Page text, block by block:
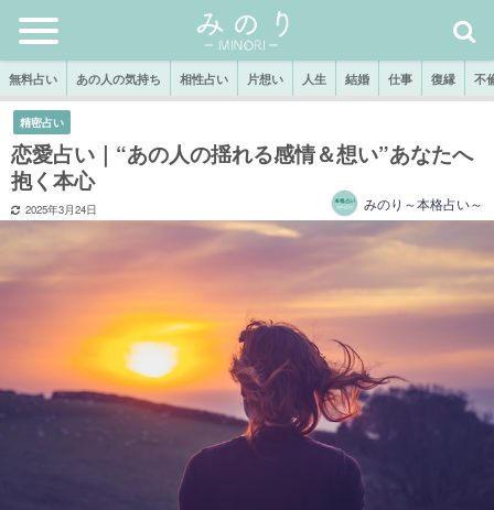
無料占い あの人の気持ち 相性占い 片想い 人生 結婚 仕事 復縁 不
精密占い
恋愛占い｜“あの人の揺れる感情＆想い”あなたへ
抱く本心
2025年3月24日 みのり～本格占い～